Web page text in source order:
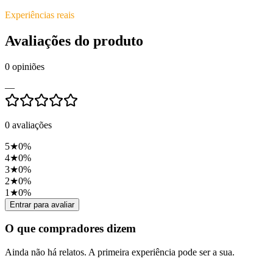
Experiências reais
Avaliações do produto
0 opiniões
—
0 avaliações
5★0%
4★0%
3★0%
2★0%
1 ★0%
Entrar para avaliar
O que compradores dizem
Ainda não há relatos. A primeira experiência pode ser a sua.